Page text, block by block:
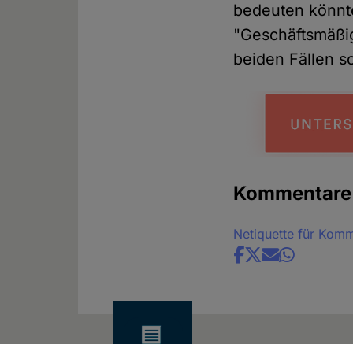
bedeuten
beiden Fällen
Kommentare
Netiquette für
Share